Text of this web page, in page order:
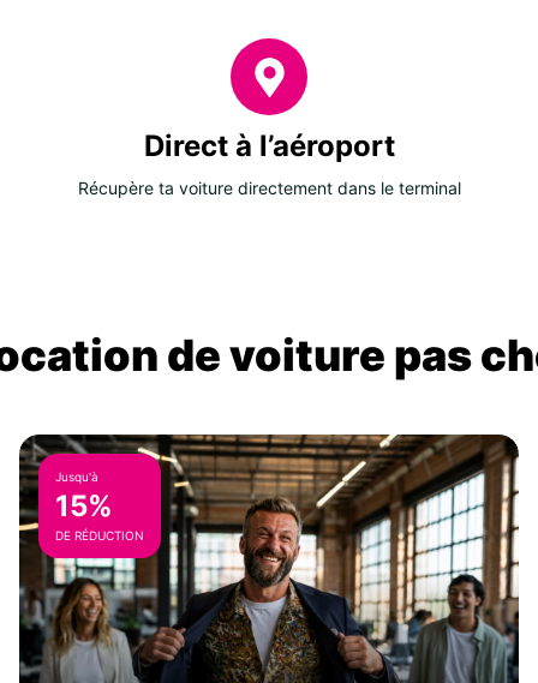
Direct à l’aéroport
Récupère ta voiture directement dans le terminal
de voiture pas
Jusqu'à
15%
DE RÉDUCTION